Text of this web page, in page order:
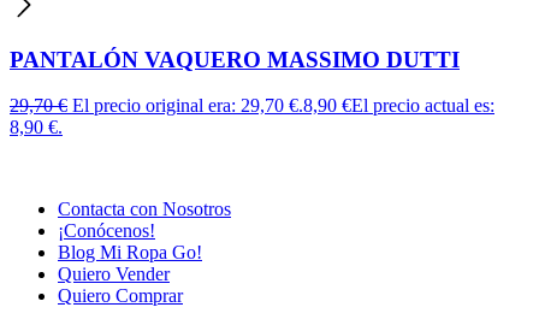
PANTALÓN VAQUERO MASSIMO DUTTI
29,70€ El precio original era: 29,70 €.8,90 €El precio actual es:
8,90 €.
Contacta con Nosotros
¡Conócenos!
Blog Mi Ropa Go!
Quiero Vender
Quiero Comprar